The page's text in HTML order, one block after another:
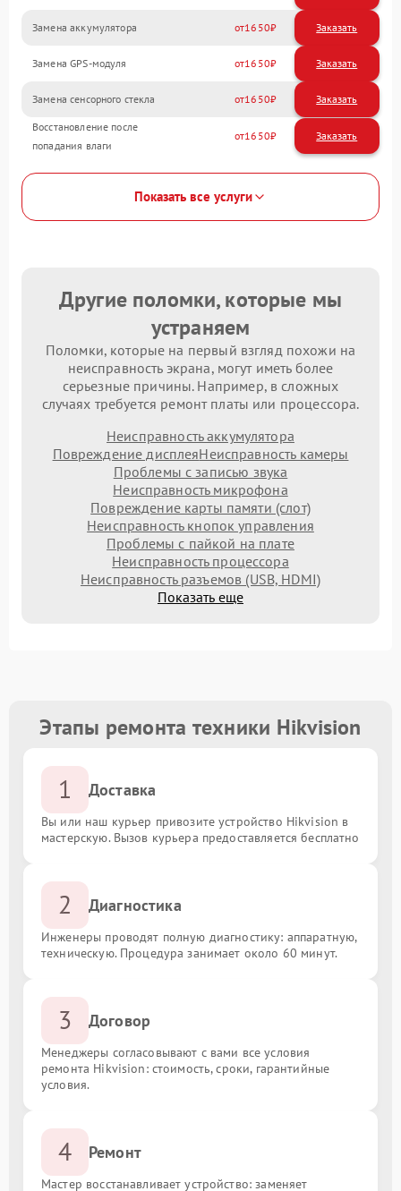
Замена аккумулятора 1650
Замена GPS-модуля 1650
Замена сенсорного стекла 1650
Восстановление после
попадания влаги
1650
Показать все услуги
Другие поломки, которые мы
устраняем
Поломки, которые на первый взгляд похожи на
неисправность экрана, могут иметь более
серьезные причины. Например, в сложных
случаях требуется ремонт платы или процессора.
Неисправность аккумулятора
Повреждение дисплеяНеисправность камеры
Проблемы с записью звука
Неисправность микрофона
Повреждение карты памяти (слот)
Неисправность кнопок управления
Проблемы с пайкой на плате
Неисправность процессора
Неисправность разъемов (USB, HDMI)
Показать еще
Этапы ремонта техники Hikvision
1 Доставка
Вы или наш курьер привозите устройство Hikvision в
мастерскую. Вызов курьера предоставляется бесплатно
2 Диагностика
Инженеры проводят полную диагностику: аппаратную,
техническую. Процедура занимает около 60 минут.
3 Договор
Менеджеры согласовывают с вами все условия
ремонта Hikvision: стоимость, сроки, гарантийные
условия.
4 Ремонт
Мастер восстанавливает устройство: заменяет